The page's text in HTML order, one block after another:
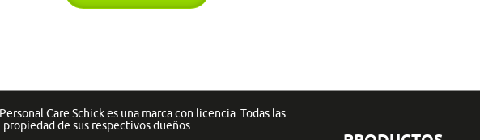
Care Schick es una marca con licencia. Todas las
propiedad de sus respectivos dueños.